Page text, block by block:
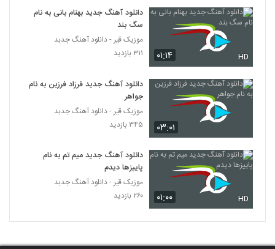
دانلود آهنگ دوست دارم از آرش بهمنش
5341
موزیک زیبای کافه از علی هایپر
دانلود آهنگ جدید و زیبای شاهرخ اینانلو با نام
حال دلم
۲۳۶ بازدید
دانلود آهنگ کنار من باش از هومن اسماعیل
زاده
۲۷۰ بازدید
Kian Saeidi Chi Migi
۰۱:۱۴ HD
دانلود آهنگ جدید بهنام بانی به نام
سگ بند
موزیک قیر - دانلود آهنگ جدبد
۳۱۱ بازدید
۰۳:۰۱
دانلود آهنگ جدید فرزاد فرزین به نام
جواهر
موزیک قیر - دانلود آهنگ جدبد
۳۴۵ بازدید
۰۱:۰۰ HD
دانلود آهنگ جدید میم تم به نام
پاییزها دیدم
موزیک قیر - دانلود آهنگ جدبد
۲۶۰ بازدید